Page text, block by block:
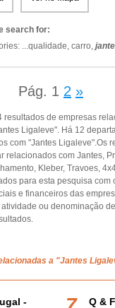
search for:
...qualidade, carro,
Pág. 1 2 »
resultados de empresas
Ligaleve". Há 12
com "Jantes Ligaleve".Os
relacionados com Jantes,
Kleber, Travoes,
para esta pesquisa com
e financeiros das
ou denominação
a "Jantes
-
Q &